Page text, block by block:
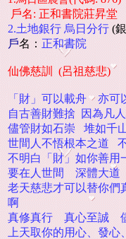
戶名: 正和書院莊昇堂
2.土地銀行 烏日分行 (
戶名： 正和書院
仙佛慈訓 (呂祖慈悲)
「財」可以載舟 亦
自古善財難捨
因為凡
儘管財如石崇堆如千
世間人不悟根本之道
不明白「財」如你善
要在人世間 深體大
老天慈悲才可以替你
啊
真修真行 真心至誠
上天取你的用心、發